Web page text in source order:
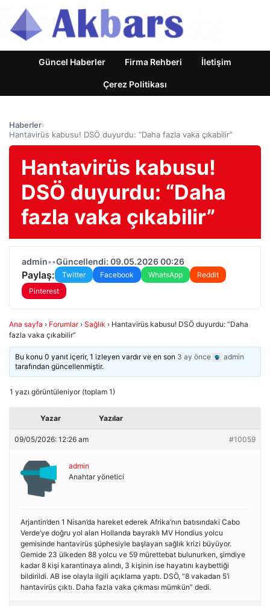
Güncel Haberler Firma Rehberi İletişim
Çerez Politikası
Haberler›
Hantavirüs kabusu! DSÖ duyurdu: “Daha fazla vaka çıkabilir”
Hantavirüs kabusu!
DSÖ duyurdu: “Daha
fazla vaka çıkabilir”
admin••Güncellendi: 09.05.2026 00:26
Paylaş: Twitter Facebook WhatsApp
Reddit
Pinterest
Ana sayfa › Forumlar › Sağlık › Hantavirüs kabusu! DSÖ duyurdu: “Daha
fazla vaka çıkabilir”
Bu konu 0 yanıt içerir, 1 izleyen vardır ve en son 3 ay önce
admin
tarafından güncellenmiştir.
1 yazı görüntüleniyor (toplam 1)
Yazar Yazılar
09/05/2026: 12:26 am #10059
admin
Anahtar yönetici
Arjantin’den 1 Nisan’da hareket ederek Afrika’nın batısındaki Cabo
Verde’ye doğru yol alan Hollanda bayraklı MV Hondius yolcu
gemisinde hantavirüs şüphesiyle başlayan sağlık krizi büyüyor.
Gemide 23 ülkeden 88 yolcu ve 59 mürettebat bulunurken, şimdiye
kadar 8 kişi karantinaya alındı, 3 kişinin ise hayatını kaybettiği
bildirildi. AB ise olayla ilgili açıklama yaptı. DSÖ, “8 vakadan 5’i
hantavirüs çıktı. Daha fazla vaka çıkması mümkün” dedi.